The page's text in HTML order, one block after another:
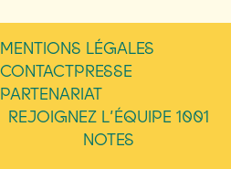
MENTIONS LÉGALES
CONTACTPRESSE
PARTENARIAT
REJOIGNEZ L’ÉQUIPE 1001
NOTES